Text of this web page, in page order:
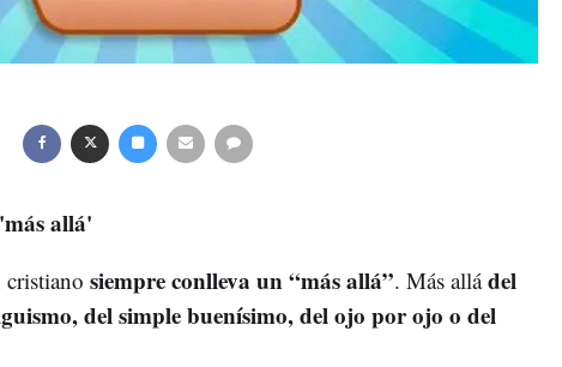
allá'
siempre conlleva un “más allá”. Más alládel
del simple buenísimo, del ojo por ojo o del